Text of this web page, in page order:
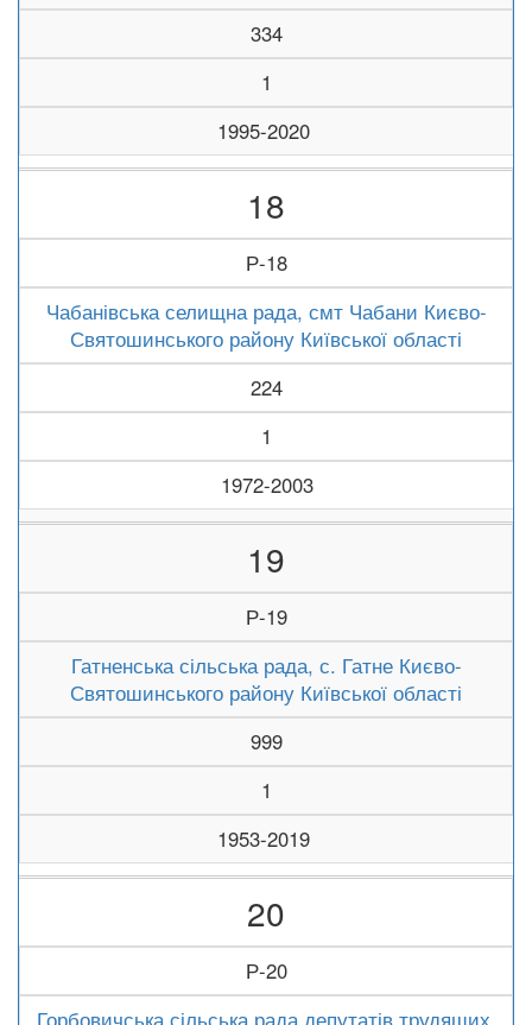
334
1
1995-2020
18
Р-18
Чабанівська селищна рада, смт Чабани Києво-
Святошинського району Київської області
224
1
1972-2003
19
Р-19
Гатненська сільська рада, с. Гатне Києво-
Святошинського району Київської області
999
1
1953-2019
20
Р-20
Горбовичська сільська рада депутатів трудящих,